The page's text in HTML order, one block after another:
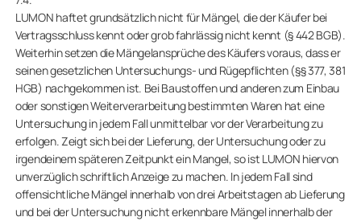
LUMON haftet grundsätzlich nicht für Mängel, die der Käufer bei
Vertragsschluss kennt oder grob fahrlässig nicht kennt (§ 442 BGB).
Weiterhin setzen die Mängelansprüche des Käufers voraus, dass er
seinen gesetzlichen Untersuchungs- und Rügepflichten (§§ 377, 381
HGB) nachgekommen ist. Bei Baustoffen und anderen zum Einbau
oder sonstigen Weiterverarbeitung bestimmten Waren hat eine
Untersuchung in jedem Fall unmittelbar vor der Verarbeitung zu
erfolgen. Zeigt sich bei der Lieferung, der Untersuchung oder zu
irgendeinem späteren Zeitpunkt ein Mangel, so ist LUMON hiervon
unverzüglich schriftlich Anzeige zu machen. In jedem Fall sind
offensichtliche Mängel innerhalb von drei Arbeitstagen ab Lieferung
und bei der Untersuchung nicht erkennbare Mängel innerhalb der